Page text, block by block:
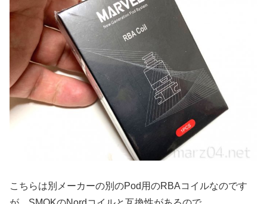
こちらは別メーカーの別のPod用のRBAコイルなのです